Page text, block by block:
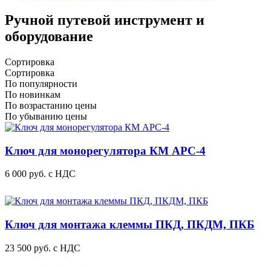
Ручной путевой инструмент и
оборудование
Сортировка
Сортировка
По популярности
По новинкам
По возрастанию цены
По убыванию цены
Ключ для монорегулятора КМ АРС-4
6 000 руб. с НДС
Ключ для монтажа клеммы ПКД, ПКДМ, ПКБ
23 500 руб. с НДС